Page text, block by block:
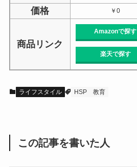
価格 ￥0
商品リンク
Amazonで探す
楽天で探す
ライフスタイル HSP 教育
この記事を書いた人